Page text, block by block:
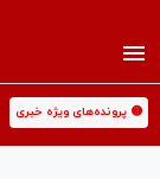
🟡 پرونده‌های ویژه خبری